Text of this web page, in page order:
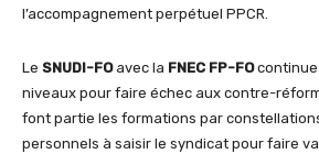
l’accompagnement perpétuel PPCR.
Le SNUDI-FOavec la FNEC FP-FOcontinue
niveaux pour faire échec aux contre-
font partie les formations par
personnels à saisir le syndicat pour faire